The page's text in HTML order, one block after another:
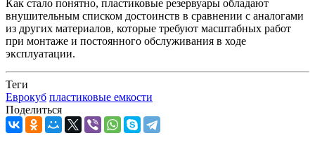
Как стало понятно, пластиковые резервуары обладают
внушительным списком достоинств в сравнении с аналогами
из других материалов, которые требуют масштабных работ
при монтаже и постоянного обслуживания в ходе
эксплуатации.
Теги
Еврокуб пластиковые емкости
Поделиться